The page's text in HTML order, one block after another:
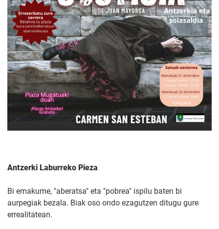
Antzerki Laburreko Pieza
Bi emakume, "aberatsa" eta "pobrea" ispilu baten bi
aurpegiak bezala. Biak oso ondo ezagutzen ditugu gure
errealitatean.